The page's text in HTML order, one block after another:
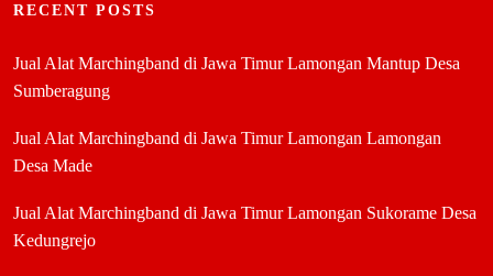
RECENT POSTS
Jual Alat Marchingband di Jawa Timur Lamongan Mantup Desa
Sumberagung
Jual Alat Marchingband di Jawa Timur Lamongan Lamongan
Desa Made
Jual Alat Marchingband di Jawa Timur Lamongan Sukorame Desa
Kedungrejo